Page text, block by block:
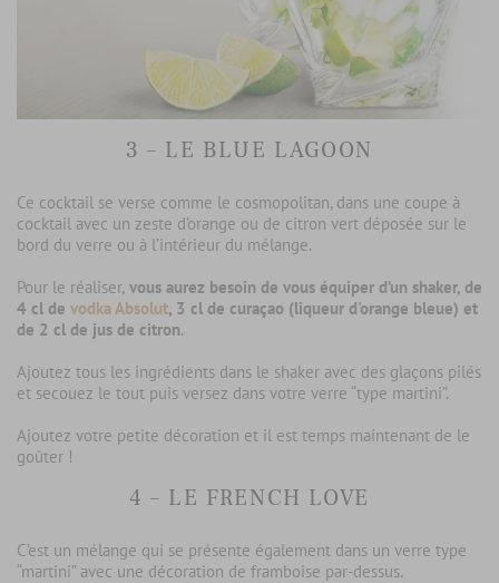
3 – LE BLUE LAGOON
Ce cocktail se verse comme le cosmopolitan, dans une coupe à
cocktail avec un zeste d’orange ou de citron vert déposée sur le
bord du verre ou à l’intérieur du mélange.
Pour le réaliser, vous aurez besoin de vous équiper d’un shaker, de
4 cl de vodka Absolut, 3 cl de curaçao (liqueur d'orange bleue) et
de 2 cl de jus de citron.
Ajoutez tous les ingrédients dans le shaker avec des glaçons pilés
et secouez le tout puis versez dans votre verre “type martini”.
Ajoutez votre petite décoration et il est temps maintenant de le
goûter !
4 – LE FRENCH LOVE
C’est un mélange qui se présente également dans un verre type
“martini” avec une décoration de framboise par-dessus.